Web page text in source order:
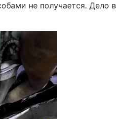
не получается. Дело в